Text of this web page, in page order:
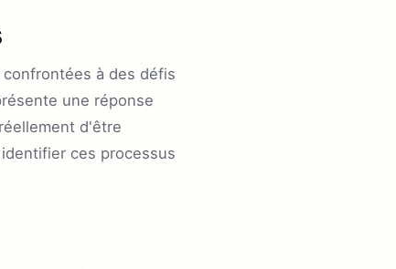
à des défis
une réponse
d'être
ces processus